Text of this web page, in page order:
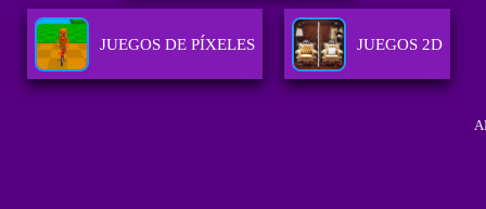
JUEGOS DE PÍXELES JUEGOS 2D